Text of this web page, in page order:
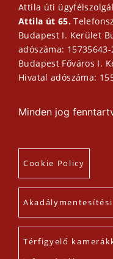
Attila úti
Attila út 65.
Budapest I. Kerület
adószáma: 15735643-
Budapest Főváros I.
Hivatal adószáma:
Minden jog
Cookie Policy
Térfigyelő